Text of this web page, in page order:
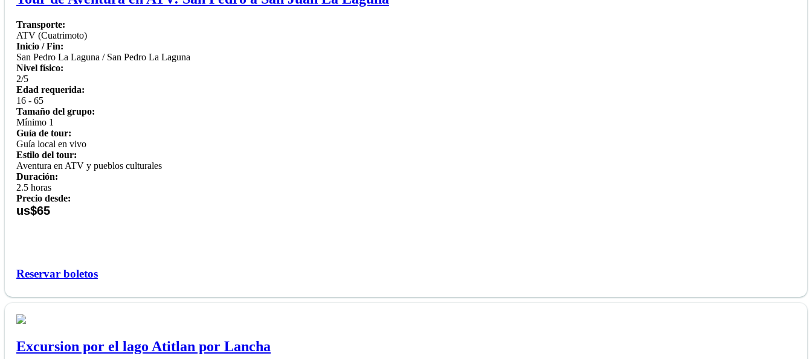
Transporte:
ATV (Cuatrimoto)
Inicio / Fin:
San Pedro La Laguna / San Pedro La Laguna
Nivel físico:
2/5
Edad requerida:
16 - 65
Tamaño del grupo:
Mínimo 1
Guía de tour:
Guía local en vivo
Estilo del tour:
Aventura en ATV y pueblos culturales
Duración:
2.5 horas
Precio desde:
us$65
Reservar boletos
Excursion por el lago Atitlan por Lancha